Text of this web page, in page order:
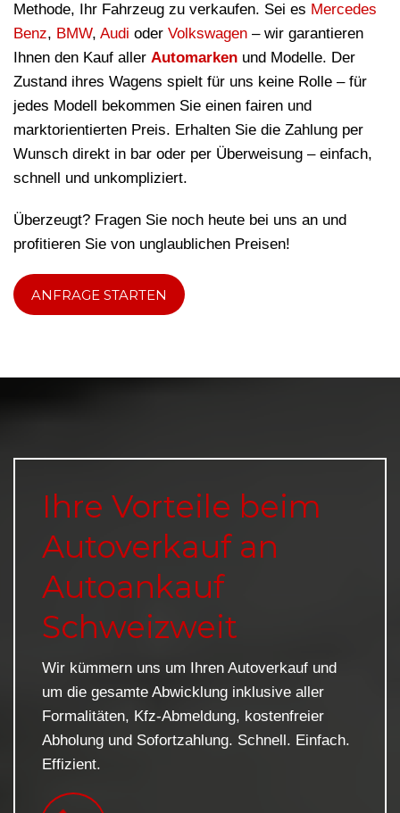
Methode, Ihr Fahrzeug zu verkaufen. Sei es Mercedes
Benz, BMW, Audi oder Volkswagen – wir garantieren
Ihnen den Kauf aller Automarken und Modelle. Der
Zustand ihres Wagens spielt für uns keine Rolle – für
jedes Modell bekommen Sie einen fairen und
marktorientierten Preis. Erhalten Sie die Zahlung per
Wunsch direkt in bar oder per Überweisung – einfach,
schnell und unkompliziert.
Überzeugt? Fragen Sie noch heute bei uns an und
profitieren Sie von unglaublichen Preisen!
ANFRAGE STARTEN
Ihre Vorteile beim
Autoverkauf an
Autoankauf
Schweizweit
Wir kümmern uns um Ihren Autoverkauf und
um die gesamte Abwicklung inklusive aller
Formalitäten, Kfz-Abmeldung, kostenfreier
Abholung und Sofortzahlung. Schnell. Einfach.
Effizient.